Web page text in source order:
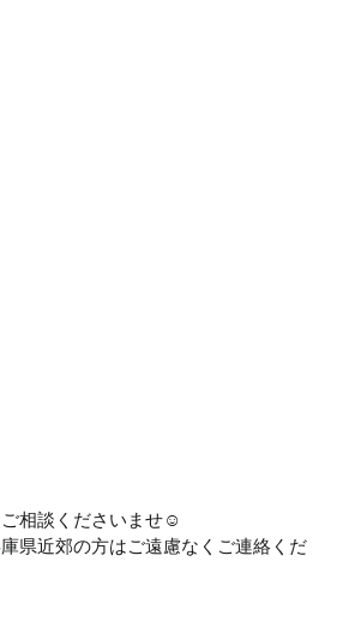
相談くださいませ☺
県近郊の方はご遠慮なくご連絡くだ